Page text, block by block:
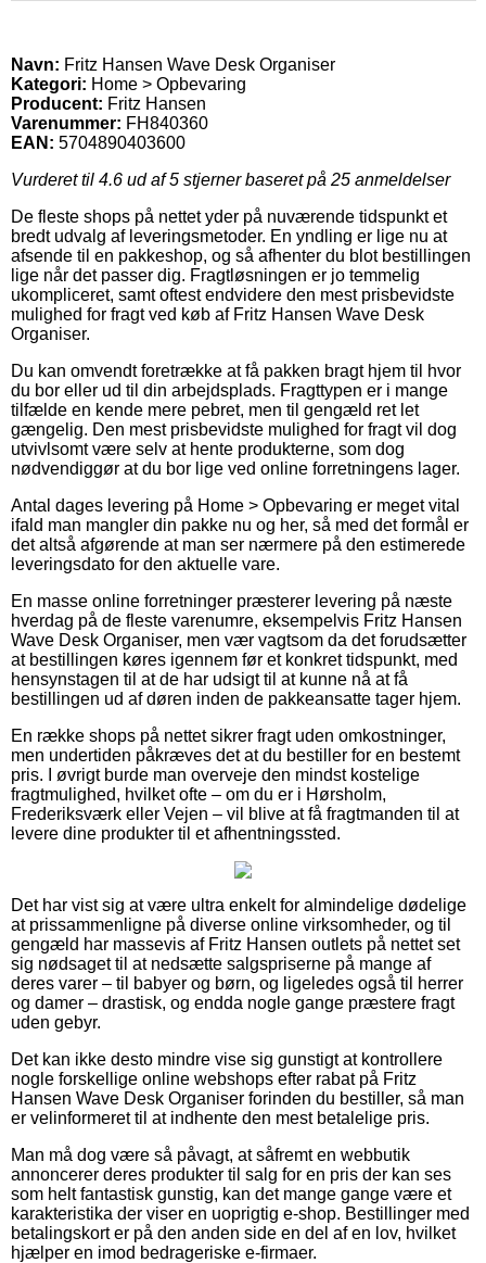
Navn: Fritz Hansen Wave Desk Organiser
Kategori: Home > Opbevaring
Producent: Fritz Hansen
Varenummer: FH840360
EAN: 5704890403600
Vurderet til 4.6 ud af 5 stjerner baseret på 25 anmeldelser
De fleste shops på nettet yder på nuværende tidspunkt et
bredt udvalg af leveringsmetoder. En yndling er lige nu at
afsende til en pakkeshop, og så afhenter du blot bestillingen
lige når det passer dig. Fragtløsningen er jo temmelig
ukompliceret, samt oftest endvidere den mest prisbevidste
mulighed for fragt ved køb af Fritz Hansen Wave Desk
Organiser.
Du kan omvendt foretrække at få pakken bragt hjem til hvor
du bor eller ud til din arbejdsplads. Fragttypen er i mange
tilfælde en kende mere pebret, men til gengæld ret let
gængelig. Den mest prisbevidste mulighed for fragt vil dog
utvivlsomt være selv at hente produkterne, som dog
nødvendiggør at du bor lige ved online forretningens lager.
Antal dages levering på Home > Opbevaring er meget vital
ifald man mangler din pakke nu og her, så med det formål er
det altså afgørende at man ser nærmere på den estimerede
leveringsdato for den aktuelle vare.
En masse online forretninger præsterer levering på næste
hverdag på de fleste varenumre, eksempelvis Fritz Hansen
Wave Desk Organiser, men vær vagtsom da det forudsætter
at bestillingen køres igennem før et konkret tidspunkt, med
hensynstagen til at de har udsigt til at kunne nå at få
bestillingen ud af døren inden de pakkeansatte tager hjem.
En række shops på nettet sikrer fragt uden omkostninger,
men undertiden påkræves det at du bestiller for en bestemt
pris. I øvrigt burde man overveje den mindst kostelige
fragtmulighed, hvilket ofte – om du er i Hørsholm,
Frederiksværk eller Vejen – vil blive at få fragtmanden til at
levere dine produkter til et afhentningssted.
Det har vist sig at være ultra enkelt for almindelige dødelige
at prissammenligne på diverse online virksomheder, og til
gengæld har massevis af Fritz Hansen outlets på nettet set
sig nødsaget til at nedsætte salgspriserne på mange af
deres varer – til babyer og børn, og ligeledes også til herrer
og damer – drastisk, og endda nogle gange præstere fragt
uden gebyr.
Det kan ikke desto mindre vise sig gunstigt at kontrollere
nogle forskellige online webshops efter rabat på Fritz
Hansen Wave Desk Organiser forinden du bestiller, så man
er velinformeret til at indhente den mest betalelige pris.
Man må dog være så påvagt, at såfremt en webbutik
annoncerer deres produkter til salg for en pris der kan ses
som helt fantastisk gunstig, kan det mange gange være et
karakteristika der viser en uoprigtig e-shop. Bestillinger med
betalingskort er på den anden side en del af en lov, hvilket
hjælper en imod bedrageriske e-firmaer.